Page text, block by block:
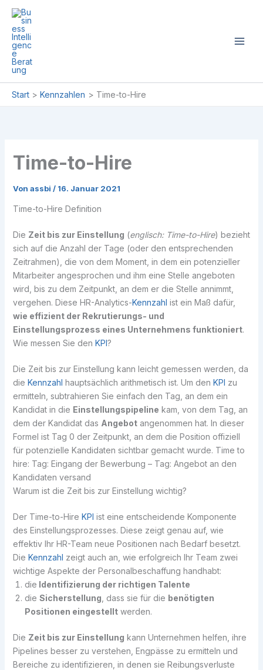
Zum
Inhalt
springen
Start Kennzahlen Time-to-Hire
Time-to-Hire
Von assbi / 16. Januar 2021
Time-to-Hire Definition
Die Zeit bis zur Einstellung (englisch: Time-to-Hire) bezieht
sich auf die Anzahl der Tage (oder den entsprechenden
Zeitrahmen), die von dem Moment, in dem ein potenzieller
Mitarbeiter angesprochen und ihm eine Stelle angeboten
wird, bis zu dem Zeitpunkt, an dem er die Stelle annimmt,
vergehen. Diese HR-Analytics-Kennzahl ist ein Maß dafür,
wie effizient der Rekrutierungs- und
Einstellungsprozess eines Unternehmens funktioniert.
Wie messen Sie den KPI?
Die Zeit bis zur Einstellung kann leicht gemessen werden, da
die Kennzahl hauptsächlich arithmetisch ist. Um den KPI zu
ermitteln, subtrahieren Sie einfach den Tag, an dem ein
Kandidat in die Einstellungspipeline kam, von dem Tag, an
dem der Kandidat das Angebotangenommen hat. In dieser
Formel ist Tag 0 der Zeitpunkt, an dem die Position offiziell
für potenzielle Kandidaten sichtbar gemacht wurde. Time to
hire: Tag: Eingang der Bewerbung – Tag: Angebot an den
Kandidaten versand
Warum ist die Zeit bis zur Einstellung wichtig?
Der Time-to-Hire KPI ist eine entscheidende Komponente
des Einstellungsprozesses. Diese zeigt genau auf, wie
effektiv Ihr HR-Team neue Positionen nach Bedarf besetzt.
Die Kennzahl zeigt auch an, wie erfolgreich Ihr Team zwei
wichtige Aspekte der Personalbeschaffung handhabt:
die Identifizierung der richtigen Talente
die Sicherstellung , dass sie für die benötigten
Positionen eingestelltwerden.
Die Zeit bis zur Einstellung kann Unternehmen helfen, ihre
Pipelines besser zu verstehen, Engpässe zu ermitteln und
Bereiche zu identifizieren, in denen sie Reibungsverluste